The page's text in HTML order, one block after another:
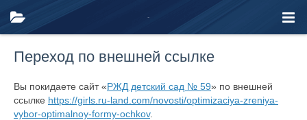
Переход по внешней ссылке
Вы покидаете сайт «РЖД детский сад № 59» по внешней
ссылке https://girls.ru-land.com/novosti/optimizaciya-zreniya-
vybor-optimalnoy-formy-ochkov.